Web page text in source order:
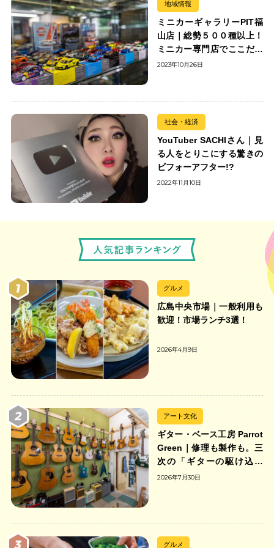
地域情報
ミニカーギャラリーPIT福
山店｜総勢５００種以上！
ミニカー専門店でここだけ
の出会いを楽しもう
2023年10月26日
社会・経済
YouTuber SACHIさん｜見
る人をとりこにする驚きの
ビフォーアフター!?
2022年11月10日
グルメ
広島中央市場｜一般利用も
歓迎！市場ランチ3選！
2026年4月9日
アート文化
ギター・ベース工房 Parrot
Green｜修理も製作も。三
次の「ギターの駆け込み
寺」
2026年7月30日
グルメ